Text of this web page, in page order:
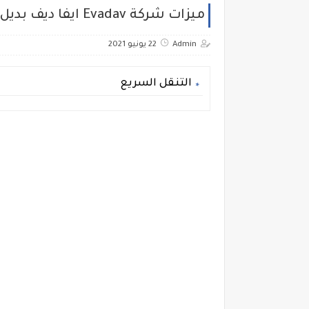
ميزات شركة Evadav ايفا ديف بديل جوجل ادسنس
Admin 22 يونيو 2021
التنقل السريع